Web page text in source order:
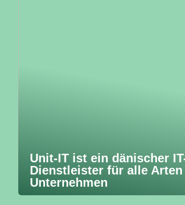
Unit-IT ist ein dänischer
Dienstleister für alle Arten
Unternehmen